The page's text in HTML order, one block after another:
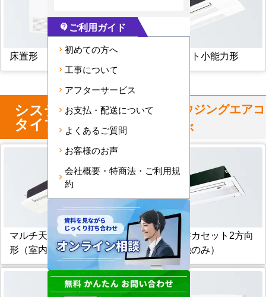
床置形 天井カセット小能力形
システムマルチ
タイプ
からハウジングエアコ
ンを選ぶ
マルチ天井カセット1方向
形（室内機のみ）
マルチ天井カセット2方向
形（室内機のみ）
contact_support ご利用ガイド
初めての方へ
工事について
アフターサービス
お支払・配送について
よくあるご質問
お客様のお声
会社概要・特商法・ご利用規
約